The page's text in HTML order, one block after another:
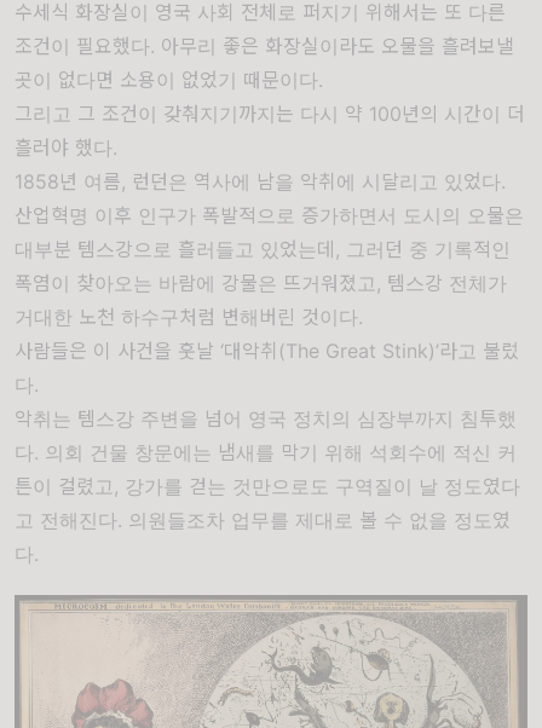
수세식 화장실이 영국 사회 전체로 퍼지기 위해서는 또 다른
조건이 필요했다. 아무리 좋은 화장실이라도 오물을 흘려보낼
곳이 없다면 소용이 없었기 때문이다.
그리고 그 조건이 갖춰지기까지는 다시 약 100년의 시간이 더
흘러야 했다.
1858년 여름, 런던은 역사에 남을 악취에 시달리고 있었다.
산업혁명 이후 인구가 폭발적으로 증가하면서 도시의 오물은
대부분 템스강으로 흘러들고 있었는데, 그러던 중 기록적인
폭염이 찾아오는 바람에 강물은 뜨거워졌고, 템스강 전체가
거대한 노천 하수구처럼 변해버린 것이다.
사람들은 이 사건을 훗날 ‘대악취(The Great Stink)’라고 불렀
다.
악취는 템스강 주변을 넘어 영국 정치의 심장부까지 침투했
다. 의회 건물 창문에는 냄새를 막기 위해 석회수에 적신 커
튼이 걸렸고, 강가를 걷는 것만으로도 구역질이 날 정도였다
고 전해진다. 의원들조차 업무를 제대로 볼 수 없을 정도였
다.